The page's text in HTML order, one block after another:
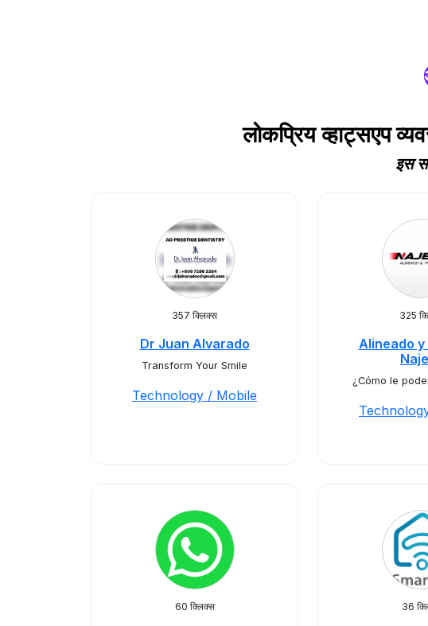
लोकप्रिय व्हाट्सएप
इस
357 क्लिक्स
Dr Juan Alvarado
Transform Your Smile
Technology / Mobile
325
Alineado y
¿Cómo le
60 क्लिक्स 36